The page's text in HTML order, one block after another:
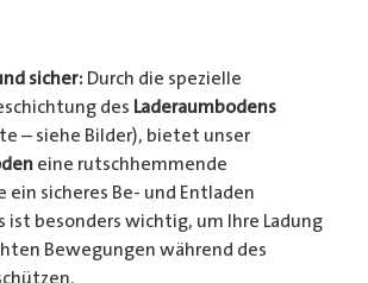
sicher: Durch die spezielle
des Laderaumbodens
– siehe Bilder), bietet unser
eine rutschhemmende
ein sicheres Be- und Entladen
ist besonders wichtig, um Ihre Ladung
Bewegungen während des